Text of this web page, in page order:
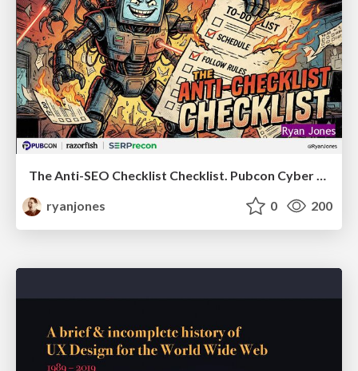
The Anti-SEO Checklist Checklist. Pubcon Cyber Week
ryanjones
0 200